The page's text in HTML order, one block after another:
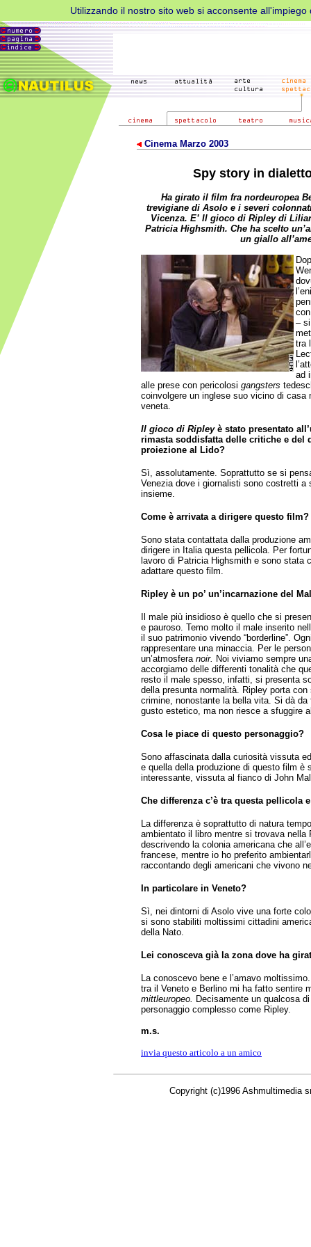
Utilizzando il nostro sito web si acconsente
Cinema Marzo 2003
Spy story in
Ha girato il film fra nordeuropea
trevigiane di Asolo e i severi
Vicenza. E’ Il gioco di Ripley di
Patricia Highsmith. Che ha scelto
un giallo
–
tra
ad
alle prese con pericolosi gangsters
coinvolgere un inglese suo vicino di casa
veneta.
Il gioco di Ripleyè stato presentato
rimasta soddisfatta delle critiche e del
proiezione al Lido?
Sì, assolutamente. Soprattutto se si
Venezia dove i giornalisti sono costretti a
insieme.
Come è arrivata a dirigere questo film?
Sono stata contattata dalla produzione
dirigere in Italia questa pellicola. Per
lavoro di Patricia Highsmith e sono stata
adattare questo film.
Ripley è un po’ un’incarnazione del
Il male più insidioso è quello che si
e pauroso. Temo molto il male inserito
il suo patrimonio vivendo “borderline”.
rappresentare una minaccia. Per le
un’atmosfera noir. Noi viviamo sempre
accorgiamo delle differenti tonalità che
resto il male spesso, infatti, si presenta
della presunta normalità. Ripley porta
crimine, nonostante la bella vita. Si dà da
gusto estetico, ma non riesce a sfuggire
Cosa le piace di questo personaggio?
Sono affascinata dalla curiosità vissuta
e quella della produzione di questo film è
interessante, vissuta al fianco di John
Che differenza c’è tra questa pellicola
La differenza è soprattutto di natura
ambientato il libro mentre si trovava nella
descrivendo la colonia americana che
francese, mentre io ho preferito
raccontando degli americani che vivono
In particolare in Veneto?
Sì, nei dintorni di Asolo vive una forte
si sono stabiliti moltissimi cittadini
della Nato.
Lei conosceva già la zona dove ha
La conoscevo bene e l’amavo
tra il Veneto e Berlino mi ha fatto sentire
mittleuropeo. Decisamente un qualcosa
personaggio complesso come Ripley.
m.s.
invia questo articolo a un amico
Copyright (c)1996 Ashmultimedia srl - All